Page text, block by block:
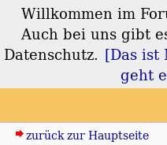
Forum
Umwelt
zurück zur Hauptseite
Willkommen im
Auch bei uns gibt
Datenschutz. [Das ist
geht